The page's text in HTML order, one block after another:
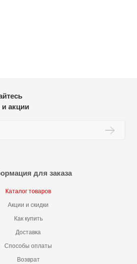
и акции
для заказа
Каталог товаров
Акции и скидки
Как купить
Доставка
Способы оплаты
Возврат